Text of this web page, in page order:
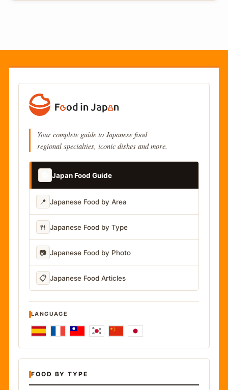
Your complete guide to Japanese food
regional specialties, iconic dishes and more.
Japan Food Guide
📍 Japanese Food by Area
🍴 Japanese Food by Type
📷 Japanese Food by Photo
📋 Japanese Food Articles
LANGUAGE
FOOD BY TYPE